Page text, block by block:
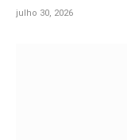
julho 30, 2026